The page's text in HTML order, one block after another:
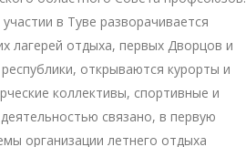
в Туве разворачивается
лагерей отдыха, первых Дворцов и
открываются курорты и
коллективы, спортивные и
связано, в первую
организации летнего отдыха